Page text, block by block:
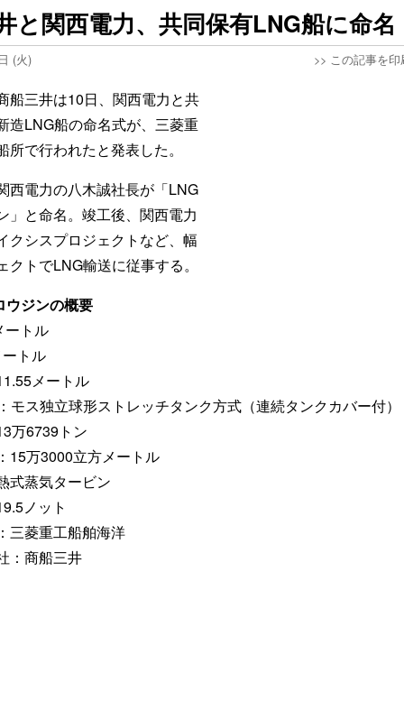
と関西電力、共同保有LNG船に命名
(火) >> この記事を印
船三井は10日、関西電力と共
造LNG船の命名式が、三菱重
所で行われたと発表した。
西電力の八木誠社長が「LNG
」と命名。竣工後、関西電力
クシスプロジェクトなど、幅
クトでLNG輸送に従事する。
ウジンの概要
ートル
トル
メートル
モス独立球形ストレッチタンク方式（連続タンクカバー付）
万6739トン
15万3000立方メートル
式蒸気タービン
ノット
三菱重工船舶海洋
：商船三井